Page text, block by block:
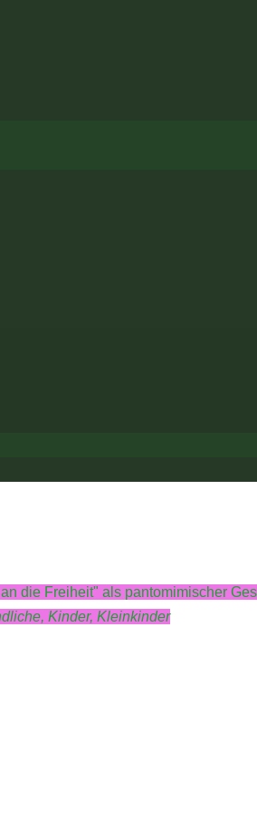
die Freiheit" als pantomimischer
Kinder,Kleinkinder